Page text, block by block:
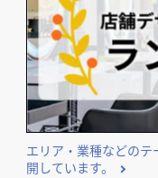
エリア・業種などの
開しています。